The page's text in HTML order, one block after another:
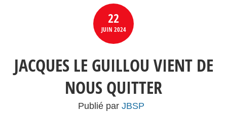
22
JUIN 2024
JACQUES LE GUILLOU VIENT DE
NOUS QUITTER
Publié par JBSP